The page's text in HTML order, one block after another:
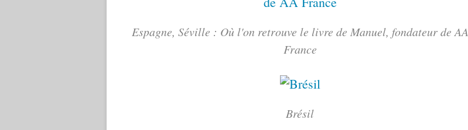
Espagne, Séville : Où l'on retrouve le livre de Manuel, fondateur de AA
France
Brésil